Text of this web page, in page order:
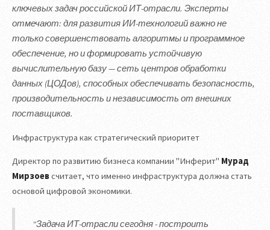
ключевых задач российской ИТ-отрасли. Эксперты
отмечают: для развития ИИ-технологий важно не
только совершенствовать алгоритмы и программное
обеспечение, но и формировать устойчивую
вычислительную базу — сеть центров обработки
данных (ЦОДов), способных обеспечивать безопасность,
производительность и независимость от внешних
поставщиков.
Инфраструктура как стратегический приоритет
Директор по развитию бизнеса компании "Инферит" Мурад
Мирзоевсчитает, что именно инфраструктура должна стать
основой цифровой экономики.
"Задача ИТ-отрасли сегодня - построить